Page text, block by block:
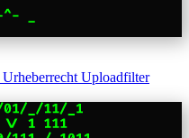
Urheberrecht Uploadfilter